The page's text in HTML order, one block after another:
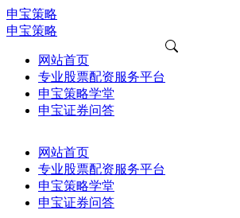
申宝策略
申宝策略
网站首页
专业股票配资服务平台
申宝策略学堂
申宝证券问答
网站首页
专业股票配资服务平台
申宝策略学堂
申宝证券问答